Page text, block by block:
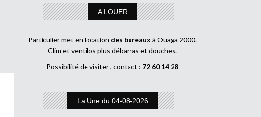
A LOUER
Particulier met en location des bureaux à Ouaga 2000.
Clim et ventilos plus débarras et douches.
Possibilité de visiter , contact : 72 60 14 28
La Une du 04-08-2026